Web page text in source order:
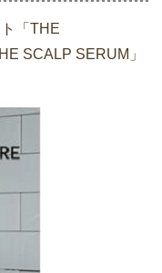
「THE
SCALP SERUM」